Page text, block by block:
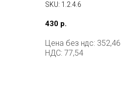
SKU: 1.2.4.6
430 р.
Цена без ндс: 352,46
НДС: 77,54